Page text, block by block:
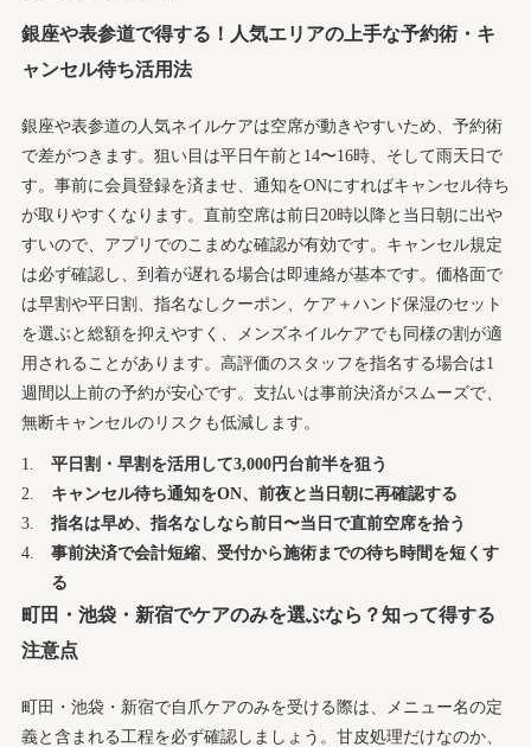
銀座や表参道で得する！人気エリアの上手な予約術・キ
ャンセル待ち活用法
銀座や表参道の人気ネイルケアは空席が動きやすいため、予約術
で差がつきます。狙い目は平日午前と14〜16時、そして雨天日で
す。事前に会員登録を済ませ、通知をONにすればキャンセル待ち
が取りやすくなります。直前空席は前日20時以降と当日朝に出や
すいので、アプリでのこまめな確認が有効です。キャンセル規定
は必ず確認し、到着が遅れる場合は即連絡が基本です。価格面で
は早割や平日割、指名なしクーポン、ケア＋ハンド保湿のセット
を選ぶと総額を抑えやすく、メンズネイルケアでも同様の割が適
用されることがあります。高評価のスタッフを指名する場合は1
週間以上前の予約が安心です。支払いは事前決済がスムーズで、
無断キャンセルのリスクも低減します。
平日割・早割を活用して3,000円台前半を狙う
キャンセル待ち通知をON、前夜と当日朝に再確認する
指名は早め、指名なしなら前日〜当日で直前空席を拾う
事前決済で会計短縮、受付から施術までの待ち時間を短くす
る
町田・池袋・新宿でケアのみを選ぶなら？知って得する
注意点
町田・池袋・新宿で自爪ケアのみを受ける際は、メニュー名の定
義と含まれる工程を必ず確認しましょう。甘皮処理だけなのか、